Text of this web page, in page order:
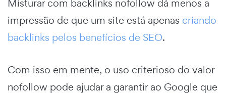
Misturar com backlinks nofollow dá menos a
impressão de que um site está apenas criando
backlinks pelos benefícios de SEO.
Com isso em mente, o uso criterioso do valor
nofollow pode ajudar a garantir ao Google que